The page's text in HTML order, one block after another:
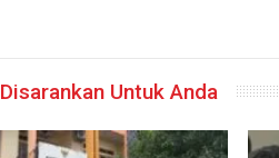
Disarankan Untuk Anda